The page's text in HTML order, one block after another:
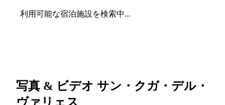
利用可能な宿泊施設を検索中...
写真 & ビデオ サン・クガ・デル・
ヴァリェス